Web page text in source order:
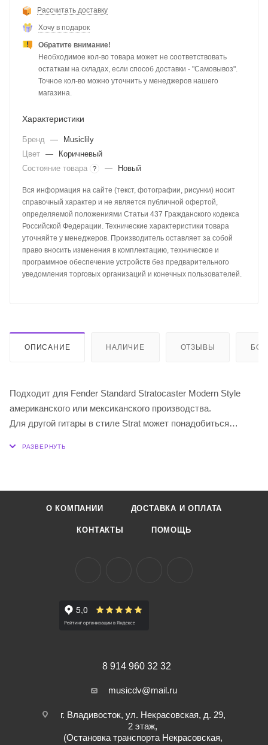
Рассчитать доставку
Хочу в подарок
Обратите внимание!
Необходимое кол-во товара может не соответствовать
остаткам на складах, если способ доставки - "Самовывоз".
Точное кол-во можно уточнить у менеджеров нашего
магазина.
Характеристики
Бренд —
Musiclily
Цвет —
Коричневый
Состояние товара
? — Новый
Вся информация на сайте (текст, фотографии, рисунки) носит
справочный характер и не является публичной офертой,
определяемой положениями Статьи 437 Гражданского кодекса
Российской Федерации. Технические характеристики товара
уточняйте у менеджеров. Производитель оставляет за собой
право вносить изменения в комплектацию, техническое и
программное обеспечение устройств без предварительного
уведомления торговых организаций и конечных пользователей.
ОПИСАНИЕ НАЛИЧИЕ ОТЗЫВЫ
Подходит для Fender Standard Stratocaster Modern Style
американского или мексиканского производства.
Для другой гитары в стиле Strat может понадобиться
Толщина: 2,2 мм.
Цвет: черепаший панцирь.
О КОМПАНИИ ДОСТАВКА И ОПЛАТА
КОНТАКТЫ ПОМОЩЬ
8 914 960 32 32
musicdv@mail.ru
г. Владивосток, ул. Некрасовская, д. 29,
2 этаж,
(Остановка транспорта Некрасовская,